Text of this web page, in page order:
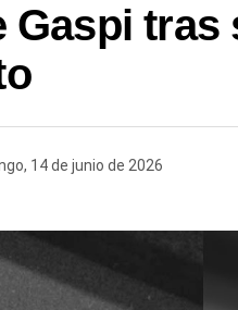
Gaspi tras
14 de junio de 2026